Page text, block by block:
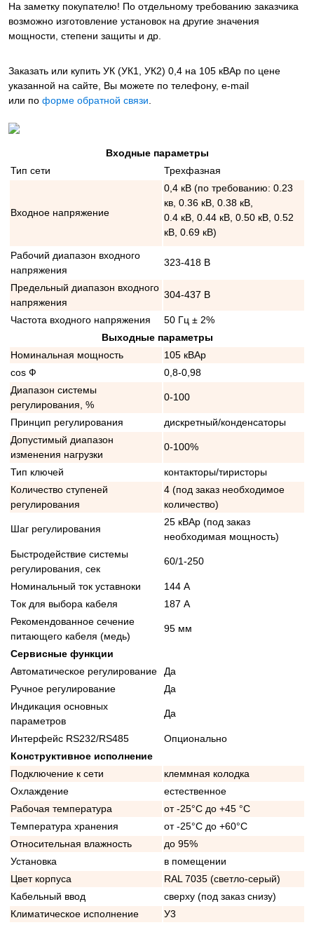
На заметку покупателю! По отдельному требованию заказчика
возможно изготовление установок на другие значения
мощности, степени защиты и др.
Заказать или купить УК (УК1, УК2) 0,4 на 105 кВАр по цене
указанной на сайте, Вы можете по телефону, e-mail
или по форме обратной связи.
Входные параметры
Тип сети
Трехфазная
Входное напряжение
0,4 кВ (по требованию: 0.23
кв, 0.36 кВ, 0.38 кВ,
0.4 кВ, 0.44 кВ, 0.50 кВ, 0.52
кВ, 0.69 кВ)
Рабочий диапазон входного
напряжения
323-418 В
Предельный диапазон входного
напряжения
304-437 В
Частота входного напряжения
50 Гц ± 2%
Выходные параметры
Номинальная мощность
105 кВАр
cos Ф
0,8-0,98
Диапазон системы
регулирования, %
0-100
Принцип регулирования
дискретный/конденсаторы
Допустимый диапазон
изменения нагрузки
0-100%
Тип ключей
контакторы/тиристоры
Количество ступеней
регулирования
4 (под заказ необходимое
количество)
Шаг регулирования
25 кВАр (под заказ
необходимая мощность)
Быстродействие системы
регулирования, сек
60/1-250
Номинальный ток уставноки
144 А
Ток для выбора кабеля
187 А
Рекомендованное сечение
питающего кабеля (медь)
95 мм
Сервисные функции
Автоматическое регулирование
Да
Ручное регулирование
Да
Индикация основных
параметров
Да
Интерфейс RS232/RS485
Опционально
Конструктивное исполнение
Подключение к сети
клеммная колодка
Охлаждение
естественное
Рабочая температура
от -25°C до +45 °C
Температура хранения
от -25°C до +60°C
Относительная влажность
до 95%
Установка
в помещении
Цвет корпуса
RAL 7035 (светло-серый)
Кабельный ввод
сверху (под заказ снизу)
Климатическое исполнение
У3